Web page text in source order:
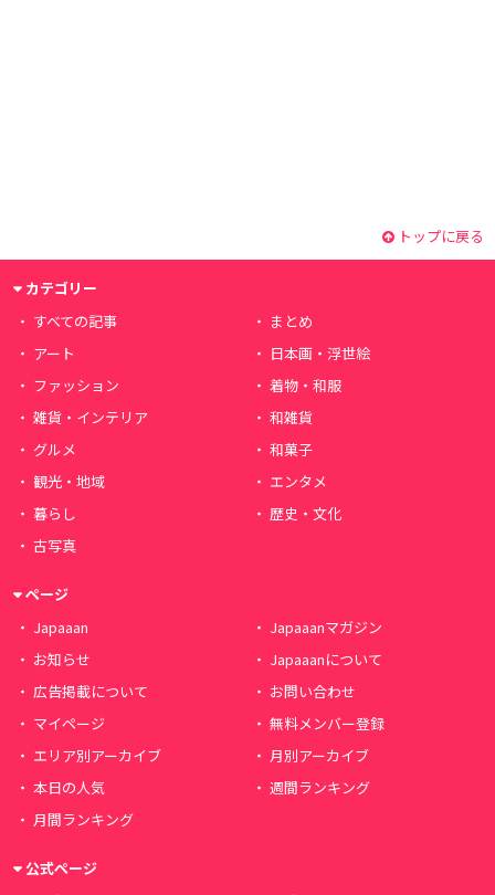
トップに戻る
カテゴリー
すべての記事
まとめ
アート
日本画・浮世絵
ファッション
着物・和服
雑貨・インテリア
和雑貨
グルメ
和菓子
観光・地域
エンタメ
暮らし
歴史・文化
古写真
ページ
Japaaan
Japaaanマガジン
お知らせ
Japaaanについて
広告掲載について
お問い合わせ
マイページ
無料メンバー登録
エリア別アーカイブ
月別アーカイブ
本日の人気
週間ランキング
月間ランキング
公式ページ